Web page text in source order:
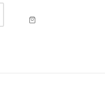
Este
múltiples
elegir